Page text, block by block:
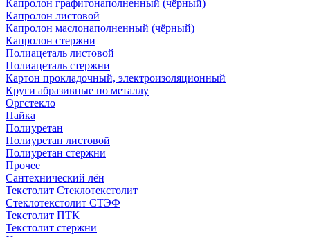
Капролон графитонаполненный (чёрный)
Капролон листовой
Капролон маслонаполненный (чёрный)
Капролон стержни
Полиацеталь листовой
Полиацеталь стержни
Картон прокладочный, электроизоляционный
Круги абразивные по металлу
Оргстекло
Пайка
Полиуретан
Полиуретан листовой
Полиуретан стержни
Прочее
Сантехнический лён
Текстолит Стеклотекстолит
Стеклотекстолит СТЭФ
Текстолит ПТК
Текстолит стержни